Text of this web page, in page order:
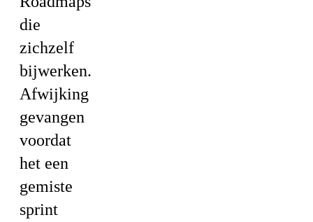
die
zichzelf
bijwerken.
Afwijking
gevangen
voordat
het een
gemiste
sprint